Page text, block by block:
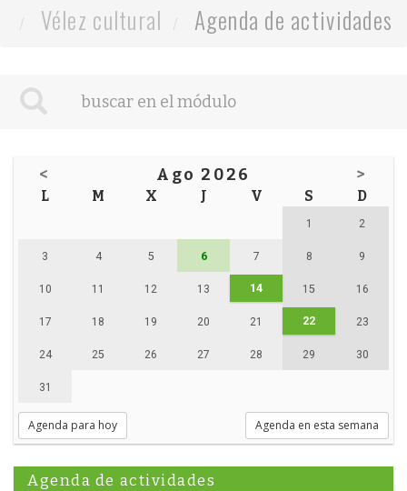
Vélez cultural
Agenda de actividades
< Ago 2026 >
L M X J V S D
1 2
3 4 5 6 7 8 9
10 11 12 13 14 15 16
17 18 19 20 21 22 23
24 25 26 27 28 29 30
31
Agenda para hoy Agenda en esta semana
Agenda de actividades